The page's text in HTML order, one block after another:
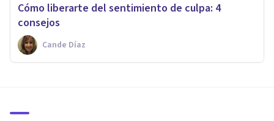
Cómo liberarte del sentimiento de culpa: 4
consejos
Cande Díaz